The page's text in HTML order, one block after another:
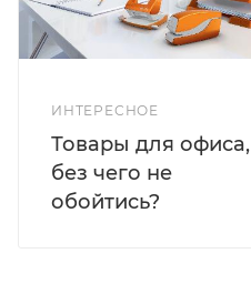
ИНТЕРЕСНОЕ
Товары для офиса,
без чего не
обойтись?